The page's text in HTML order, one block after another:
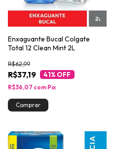
Enxaguante Bucal Colgate
Total 12 Clean Mint 2L
R$37,19
R$62,99
41% OFF
R$36,07 com Pix